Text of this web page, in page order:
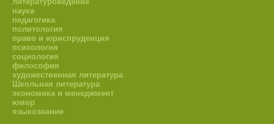
наука
педагогика
политология
право и юриспруденция
психология
социология
философия
художественная литература
Школьная литература
экономика и менеджмент
юмор
языкознание